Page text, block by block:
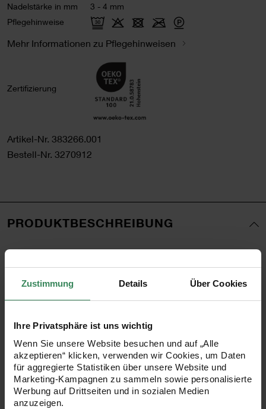
Zustimmung Details Über Cookies
Ihre Privatsphäre ist uns wichtig
Wenn Sie unsere Website besuchen und auf „Alle
akzeptieren“ klicken, verwenden wir Cookies, um Daten
für aggregierte Statistiken über unsere Website und
Marketing-Kampagnen zu sammeln sowie personalisierte
Werbung auf Drittseiten und in sozialen Medien
anzuzeigen.
Nadelstärke in mm
3 - 4 mm
Pflegehinweise
Mehr Informationen zu Pflegehinweisen
Zertifizierung
Artikel-Nr. 383266.001
Bestell-Nr. 3270912
PRODUKTBESCHREIBUNG
Amigurumi-Figuren sind der Häkeltrend schlechthin! Das
Ricorumi-Sortiment versammelt alles, was man zum
Häkeln der süßen Figuren benötigt. Das Garn Creative
niedlichen Figuren entwickelt. Die Spray-Farben lassen
sich perfekt mit den Standardfarben kombinieren. Die
kleinen 25g-Knäule sehen nicht nur supersüß aus, sondern
haben auch genau die richtige handliche Größe für das
Häkeln der beliebten Figuren.